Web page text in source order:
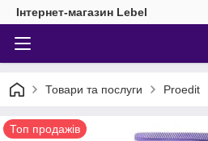
Інтернет-магазин Lebel
Товари та послуги Proedit
Топ продажів